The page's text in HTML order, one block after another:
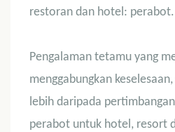
restoran dan hotel: perabot.
Pengalaman tetamu yang
menggabungkan
lebih daripada
perabot untuk hotel, resort